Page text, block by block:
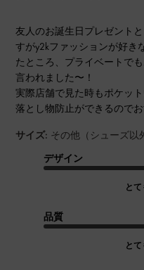
友人のお誕生日プレゼント
すがy2kファッションが好き
たところ、プライベートで
言われました〜！
実際店舗で見た時もポケッ
落とし物防止ができるのでお
サイズ: その他（シューズ以
デザイン
と
品質
と